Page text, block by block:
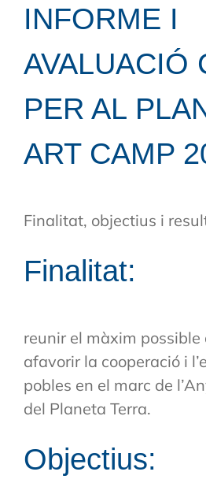
INFORME I
AVALUACIÓ
PER AL
ART CAMP
Finalitat, objectius i
Finalitat:
reunir el màxim possible
afavorir la cooperació i
pobles en el marc de
del Planeta Terra.
Objectius: